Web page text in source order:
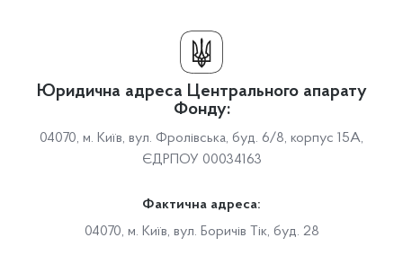
Юридична адреса Центрального апарату
Фонду:
04070, м. Київ, вул. Фролівська, буд. 6/8, корпус 15А,
ЄДРПОУ 00034163
Фактична адреса:
04070, м. Київ, вул. Боричів Тік, буд. 28